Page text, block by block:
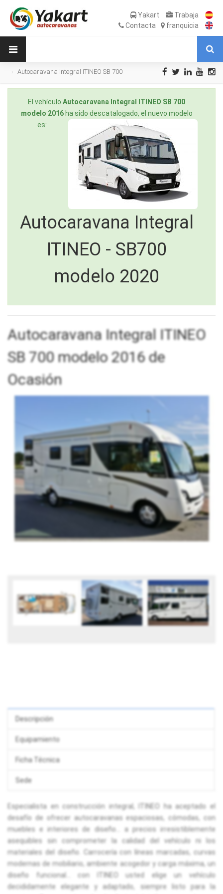
Yakart
Trabaja
Contacta
franquicia
Autocaravana Integral ITINEO SB 700
El vehículo Autocaravana Integral ITINEO SB 700
modelo 2016ha sido descatalogado, el nuevo modelo
es:
Autocaravana Integral
ITINEO - SB700
modelo 2020
Autocaravana Integral ITINEO
SB 700 modelo 2016 de
Ocasión
Descripción
Equipamiento
Ficha Técnica
Sede
Especialista en construcción integral, ITINEO ha aceptado el
desafío de ofrecer autocaravanas espaciosas, cómodas, con
muebles e interiores de diseño... a precios irresistiblemente
asequibles sin comprometer la calidad del vehículo ni los
materiales del diseño. Carrocería con líneas marcadas, curvas
modernas de mobiliario, ambiente acogedor y carga máxima, un
diseño funcional... con ITINEO usted elige un vehículo
decididamente elegante y adaptado, siempre listo para la